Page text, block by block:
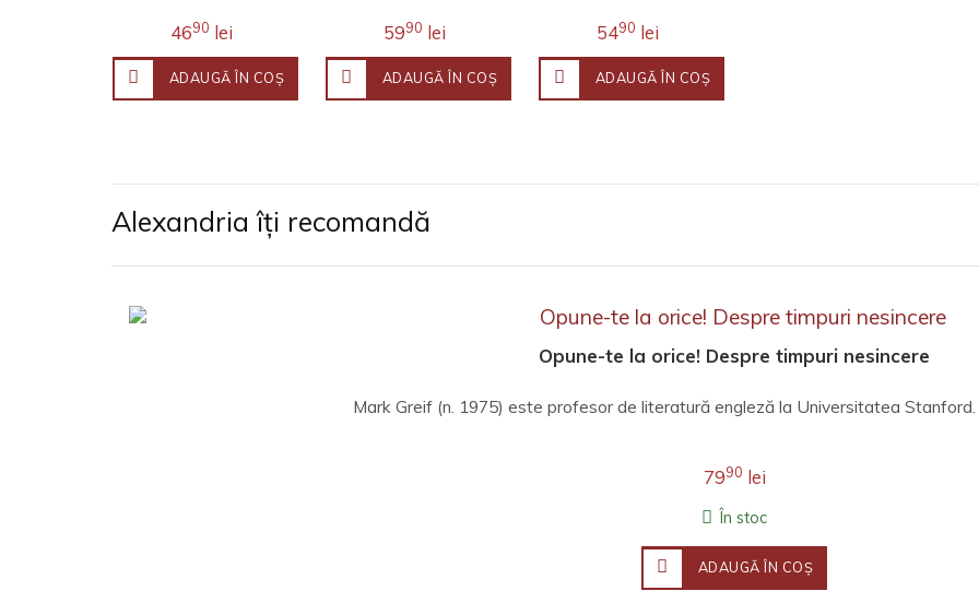
4690 lei
ADAUGĂ ÎN COŞ
5990 lei
ADAUGĂ ÎN COŞ
5490 lei
ADAUGĂ ÎN COŞ
Alexandria îți recomandă
Opune-te la orice! Despre timpuri nesincere
Mark Greif (n. 1975) este profesor de literatură engleză la Universitatea Stanford.
7990 lei
În stoc
ADAUGĂ ÎN COŞ